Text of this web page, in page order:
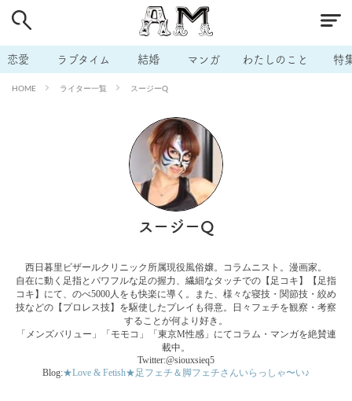
恋愛 ラブタイム 結婚 マンガ わたしのこと 特
HOME ライター一覧 スージーQ
スージーQ
西日暮里ビザールクリニック所属現役風俗嬢。コラムニスト。漫画家。
自在に動く足指とパワフルな足の握力、繊細なタッチでの【足コキ】【足指
コキ】にて、のべ5000人をも快楽に導く。また、様々な寝技・関節技・絞め
技などの【プロレス技】を駆使したプレイも得意。日々フェチを観察・考察
することが何より好き。
「メンズバリュー」「モモコ」「東京M性感」にてコラム・マンガを絶賛連
載中。
Twitter:@siouxsieq5
Blog:★Love & Fetish★足フェチ＆脚フェチさんいらっしゃ〜い♪
# 男の本音 # セフレ
# 不倫 # 出会う方法 # マッチングアプリ
# ラブグッズ
# モテテク # セフレから本命へ
# セフレがほしい # 夫婦の悩み